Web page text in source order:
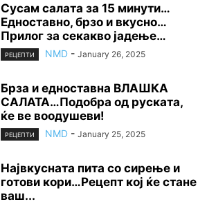
Сусам салата за 15 минути…
Едноставно, брзо и вкусно…
Прилог за секакво јадење…
РЕЦЕПТИ NMD - January 26, 2025
Брза и едноставна ВЛАШКА
САЛАТА…Подобра од руската,
ќе ве воодушеви!
РЕЦЕПТИ NMD - January 25, 2025
Највкусната пита со сирење и
готови кори…Рецепт кој ќе стане
ваш...